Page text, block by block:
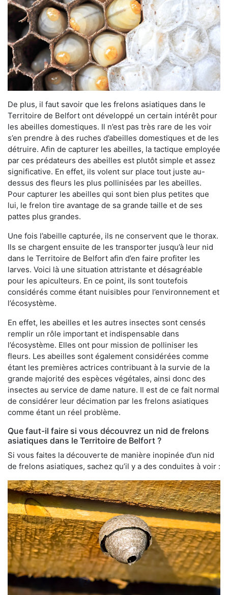
De plus, il faut savoir que les frelons asiatiques dans le
Territoire de Belfort ont développé un certain intérêt pour
les abeilles domestiques. Il n’est pas très rare de les voir
s’en prendre à des ruches d’abeilles domestiques et de les
détruire. Afin de capturer les abeilles, la tactique employée
par ces prédateurs des abeilles est plutôt simple et assez
significative. En effet, ils volent sur place tout juste au-
dessus des fleurs les plus pollinisées par les abeilles.
Pour capturer les abeilles qui sont bien plus petites que
lui, le frelon tire avantage de sa grande taille et de ses
pattes plus grandes.
Une fois l’abeille capturée, ils ne conservent que le thorax.
Ils se chargent ensuite de les transporter jusqu’à leur nid
dans le Territoire de Belfort afin d’en faire profiter les
larves. Voici là une situation attristante et désagréable
pour les apiculteurs. En ce point, ils sont toutefois
considérés comme étant nuisibles pour l’environnement et
l’écosystème.
En effet, les abeilles et les autres insectes sont censés
remplir un rôle important et indispensable dans
l’écosystème. Elles ont pour mission de polliniser les
fleurs. Les abeilles sont également considérées comme
étant les premières actrices contribuant à la survie de la
grande majorité des espèces végétales, ainsi donc des
insectes au service de dame nature. Il est de ce fait normal
de considérer leur décimation par les frelons asiatiques
comme étant un réel problème.
Que faut-il faire si vous découvrez un nid de frelons
asiatiques dans le Territoire de Belfort ?
Si vous faites la découverte de manière inopinée d’un nid
de frelons asiatiques, sachez qu’il y a des conduites à voir :